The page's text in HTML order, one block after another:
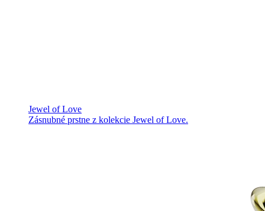
Jewel of Love
Zásnubné prstne z kolekcie Jewel of Love.